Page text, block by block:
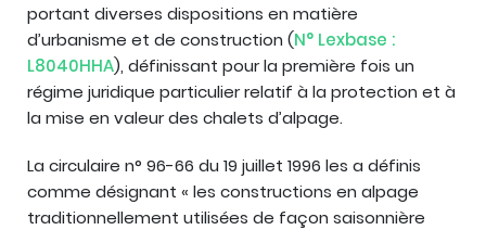
portant diverses dispositions en matière
d’urbanisme et de construction (N° Lexbase :
L8040HHA), définissant pour la première fois un
régime juridique particulier relatif à la protection et à
la mise en valeur des chalets d’alpage.
La circulaire n° 96-66 du 19 juillet 1996 les a définis
comme désignant « les constructions en alpage
traditionnellement utilisées de façon saisonnière